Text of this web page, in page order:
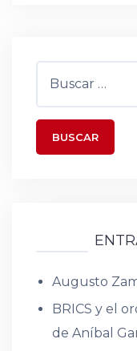
Augusto
BRICS y el
de Aníbal